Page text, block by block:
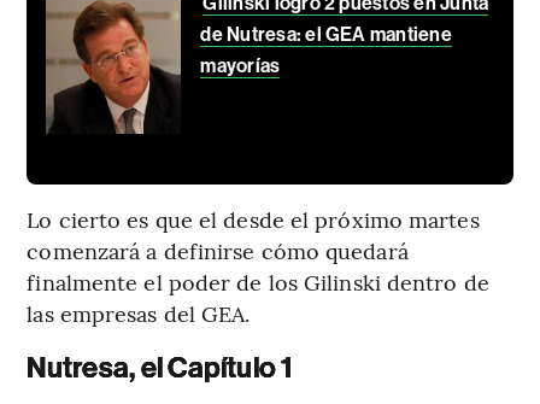
de Nutresa: el GEA mantiene
mayorías
Lo cierto es que el desde el próximo martes
comenzará a definirse cómo quedará
finalmente el poder de los Gilinski dentro de
las empresas del GEA.
Nutresa, el Capítulo 1